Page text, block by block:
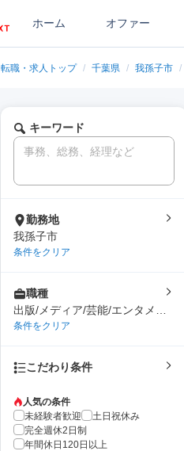
ホーム オファー
転職・求人トップ / 千葉県 / 我孫子市 /
キーワード
勤務地
我孫子市
条件をクリア
職種
出版/メディア/芸能/エンタメ専
門職
条件をクリア
こだわり条件
人気の条件
未経験者歓迎
土日祝休み
完全週休2日制
年間休日120日以上